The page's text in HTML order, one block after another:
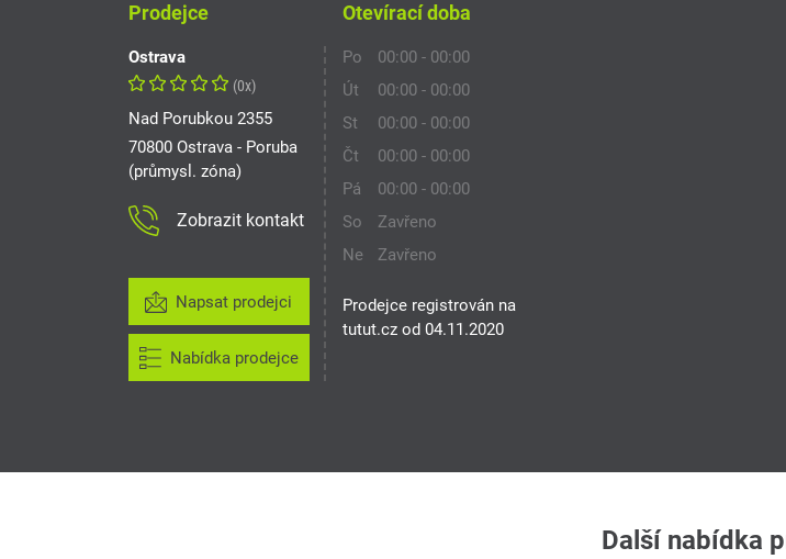
Prodejce
Ostrava
(0x)
Nad Porubkou 2355
70800 Ostrava - Poruba
(průmysl. zóna)
Zobrazit kontakt
Napsat prodejci
Nabídka prodejce
Otevírací doba
Po
00:00 - 00:00
Út
00:00 - 00:00
St
00:00 - 00:00
Čt
00:00 - 00:00
Pá
00:00 - 00:00
So
Zavřeno
Ne
Zavřeno
Prodejce registrován na
tutut.cz od 04.11.2020
Další nabídka